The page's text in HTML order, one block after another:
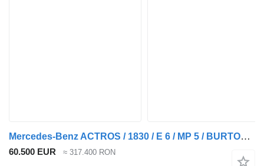
Mercedes-Benz ACTROS / 1830 / E 6 / MP 5 / BURTOFIRANKA / 18 PALET
60.500 EUR ≈ 317.400 RON